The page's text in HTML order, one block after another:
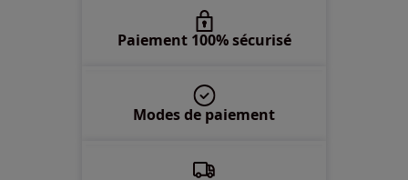
Paiement 100% sécurisé
Modes de paiement